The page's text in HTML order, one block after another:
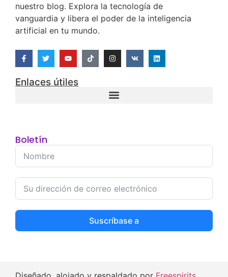
nuestro blog. Explora la tecnología de
vanguardia y libera el poder de la inteligencia
artificial en tu mundo.
Enlaces útiles
Boletín
Suscríbase a